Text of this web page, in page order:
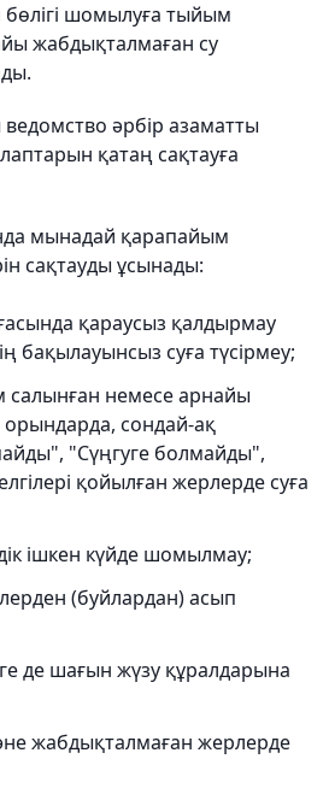
шомылуға тыйым
жабдықталмаған су
әрбір азаматты
қатаң сақтауға
мынадай қарапайым
сақтауды ұсынады:
қараусыз қалдырмау
бақылауынсыз суға түсірмеу;
немесе арнайы
сондай-ақ
"Сүңгуге болмайды",
қойылған жерлерде суға
ішкен күйде шомылмау;
(буйлардан) асып
де шағын жүзу құралдарына
жабдықталмаған жерлерде